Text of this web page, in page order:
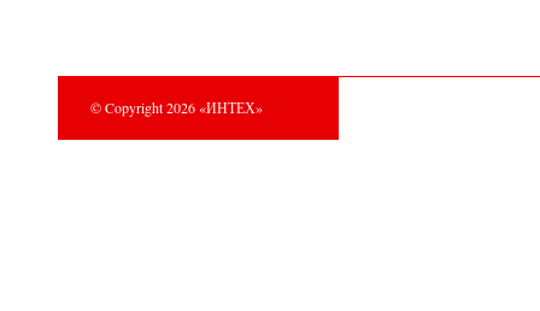
© Copyright 2026 «ИНТЕХ»